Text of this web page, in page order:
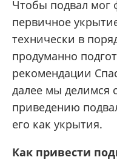
Чтобы подвал мог
первичное
технически в
продуманно
рекомендации
далее мы делимся
приведению
его как укрытия.
Как привести